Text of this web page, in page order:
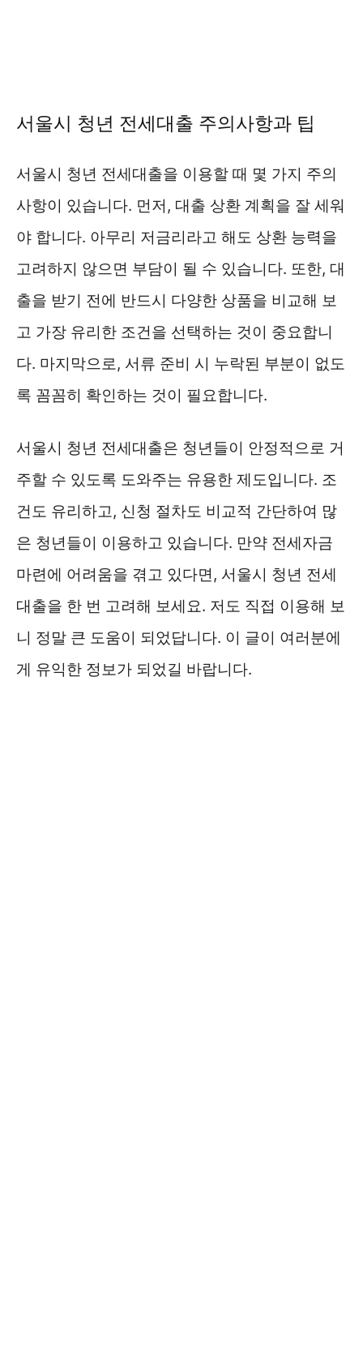
서울시 청년 전세대출 주의사항과 팁
서울시 청년 전세대출을 이용할 때 몇 가지 주의
사항이 있습니다. 먼저, 대출 상환 계획을 잘 세워
야 합니다. 아무리 저금리라고 해도 상환 능력을
고려하지 않으면 부담이 될 수 있습니다. 또한, 대
출을 받기 전에 반드시 다양한 상품을 비교해 보
고 가장 유리한 조건을 선택하는 것이 중요합니
다. 마지막으로, 서류 준비 시 누락된 부분이 없도
록 꼼꼼히 확인하는 것이 필요합니다.
서울시 청년 전세대출은 청년들이 안정적으로 거
주할 수 있도록 도와주는 유용한 제도입니다. 조
건도 유리하고, 신청 절차도 비교적 간단하여 많
은 청년들이 이용하고 있습니다. 만약 전세자금
마련에 어려움을 겪고 있다면, 서울시 청년 전세
대출을 한 번 고려해 보세요. 저도 직접 이용해 보
니 정말 큰 도움이 되었답니다. 이 글이 여러분에
게 유익한 정보가 되었길 바랍니다.